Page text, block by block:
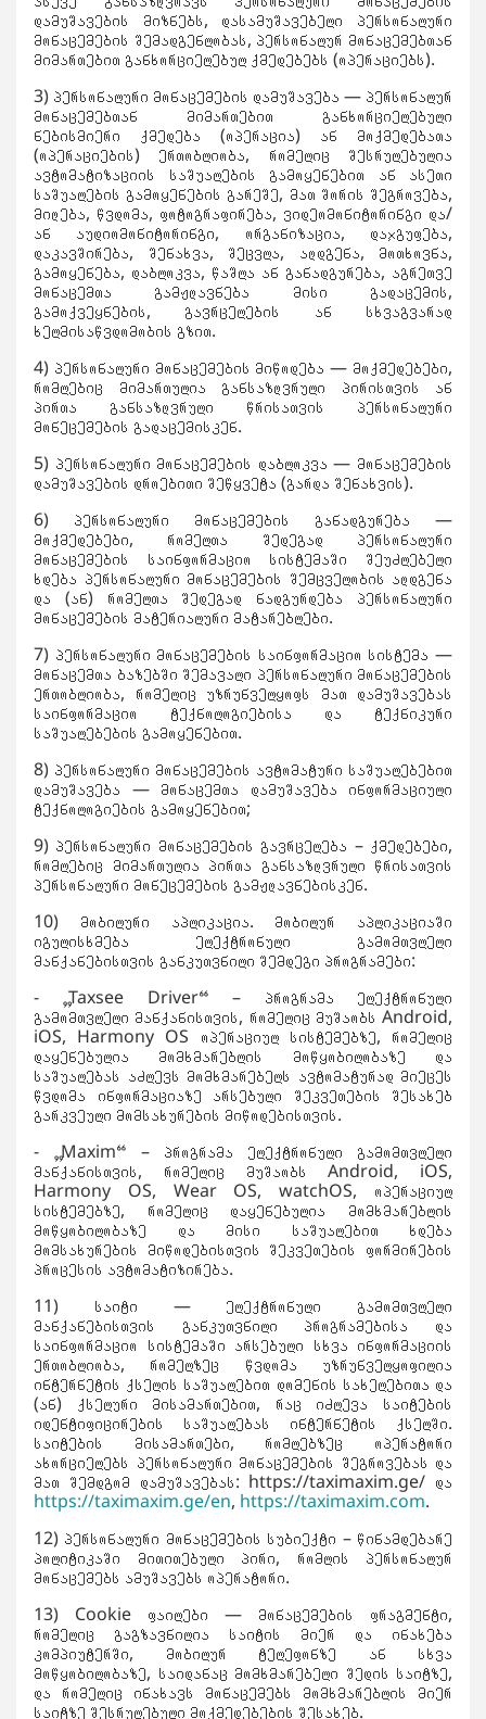
დამუშავების მიზნებს, დასამუშავებელი პერსონალური
მონაცემების შემადგენლობას, პერსონალურ მონაცემებთან
მიმართებით განხორციელებულ ქმედებებს (ოპერაციებს).
3) პერსონალური მონაცემების დამუშავება — პერსონალურ
მონაცემებთან მიმართებით განხორციელებული
ნებისმიერი ქმედება (ოპერაცია) ან მოქმედებათა
(ოპერაციების) ერთობლიობა, რომელიც შესრულებულია
ავტომატიზაციის საშუალების გამოყენებით ან ასეთი
საშუალების გამოყენების გარეშე, მათ შორის შეგროვება,
მიღება, წვდომა, ფოტოგრაფირება, ვიდეომონიტორინგი და/
ან აუდიომონიტორინგი, ორგანიზაცია, დაჯგუფება,
დაკავშირება, შენახვა, შეცვლა, აღდგენა, მოთხოვნა,
გამოყენება, დაბლოკვა, წაშლა ან განადგურება, აგრეთვე
მონაცემთა გამჟღავნება მისი გადაცემის,
გამოქვეყნების, გავრცელების ან სხვაგვარად
ხელმისაწვდომობის გზით.
4) პერსონალური მონაცემების მიწოდება — მოქმედებები,
რომლებიც მიმართულია განსაზღვრული პირისთვის ან
პირთა განსაზღვრული წრისათვის პერსონალური
მონეცემების გადაცემისკენ.
5) პერსონალური მონაცემების დაბლოკვა — მონაცემების
დამუშავების დროებითი შეწყვეტა (გარდა შენახვის).
6) პერსონალური მონაცემების განადგურება —
მოქმედებები, რომელთა შედეგად პერსონალური
მონაცემების საინფორმაციო სისტემაში შეუძლებელი
ხდება პერსონალური მონაცემების შემცველობის აღდგენა
და (ან) რომელთა შედეგად ნადგურდება პერსონალური
მონაცემების მატერიალური მატარებლები.
7) პერსონალური მონაცემების საინფორმაციო სისტემა —
მონაცემთა ბაზებში შემავალი პერსონალური მონაცემების
ერთობლიობა, რომელიც უზრუნველყოფს მათ დამუშავებას
საინფორმაციო ტექნოლოგიებისა და ტექნიკური
საშუალებების გამოყენებით.
8) პერსონალური მონაცემების ავტომატური საშუალებებით
დამუშავება — მონაცემთა დამუშავება ინფორმაციული
ტექნოლოგიების გამოყენებით;
9) პერსონალური მონაცემების გავრცელება – ქმედებები,
რომლებიც მიმართულია პირთა განსაზღვრული წრისათვის
პერსონალური მონეცემების გამჟღავნებისკენ.
10) მობილური აპლიკაცია. მობილურ აპლიკაციაში
იგულისხმება ელექტრონული გამომთვლელი
მანქანებისთვის განკუთვნილი შემდეგი პროგრამები:
- „Taxsee Driver“ – პროგრამა ელექტრონული
გამომთვლელი მანქანისთვის, რომელიც მუშაობს Android,
iOS, Harmony OS ოპერაციულ სისტემებზე, რომელიც
დაყენებულია მომხმარებლის მოწყობილობაზე და
საშუალებას აძლევს მომხმარებელს ავტომატურად მიეცეს
წვდომა ინფორმაციაზე არსებული შეკვეთების შესახებ
გარკვეული მომსახურების მიწოდებისთვის.
- „Maxim“ – პროგრამა ელექტრონული გამომთვლელი
მანქანისთვის, რომელიც მუშაობს Android, iOS,
Harmony OS, Wear OS, watchOS, ოპერაციულ
სისტემებზე, რომელიც დაყენებულია მომხმარებლის
მოწყობილობაზე და მისი საშუალებით ხდება
მომსახურების მიწოდებისთვის შეკვეთების ფორმირების
პროცესის ავტომატიზირება.
11) საიტი — ელექტრონული გამომთვლელი
მანქანებისთვის განკუთვნილი პროგრამებისა და
საინფორმაციო სისტემაში არსებული სხვა ინფორმაციის
ერთობლიობა, რომელზეც წვდომა უზრუნველყოფილია
ინტერნეტის ქსელის საშუალებით დომენის სახელებითა და
(ან) ქსელური მისამართებით, რაც იძლევა საიტების
იდენტიფიცირების საშუალებას ინტერნეტის ქსელში.
საიტების მისამართები, რომლებზეც ოპერატორი
ახორციელებს პერსონალური მონაცემების შეგროვებას და
მათ შემდგომ დამუშავებას: https://taximaxim.ge/ და
https://taximaxim.ge/en,https://taximaxim.com.
12) პერსონალური მონაცემების სუბიექტი – წინამდებარე
პოლიტიკაში მითითებული პირი, რომლის პერსონალურ
მონაცემებს ამუშავებს ოპერატორი.
13) Cookie ფაილები — მონაცემების ფრაგმენტი,
რომელიც გაგზავნილია საიტის მიერ და ინახება
კომპიუტერში, მობილურ ტელეფონზე ან სხვა
მოწყობილობაზე, საიდანაც მომხმარებელი შედის საიტზე,
და რომელიც ინახავს მონაცემებს მომხმარებლის მიერ